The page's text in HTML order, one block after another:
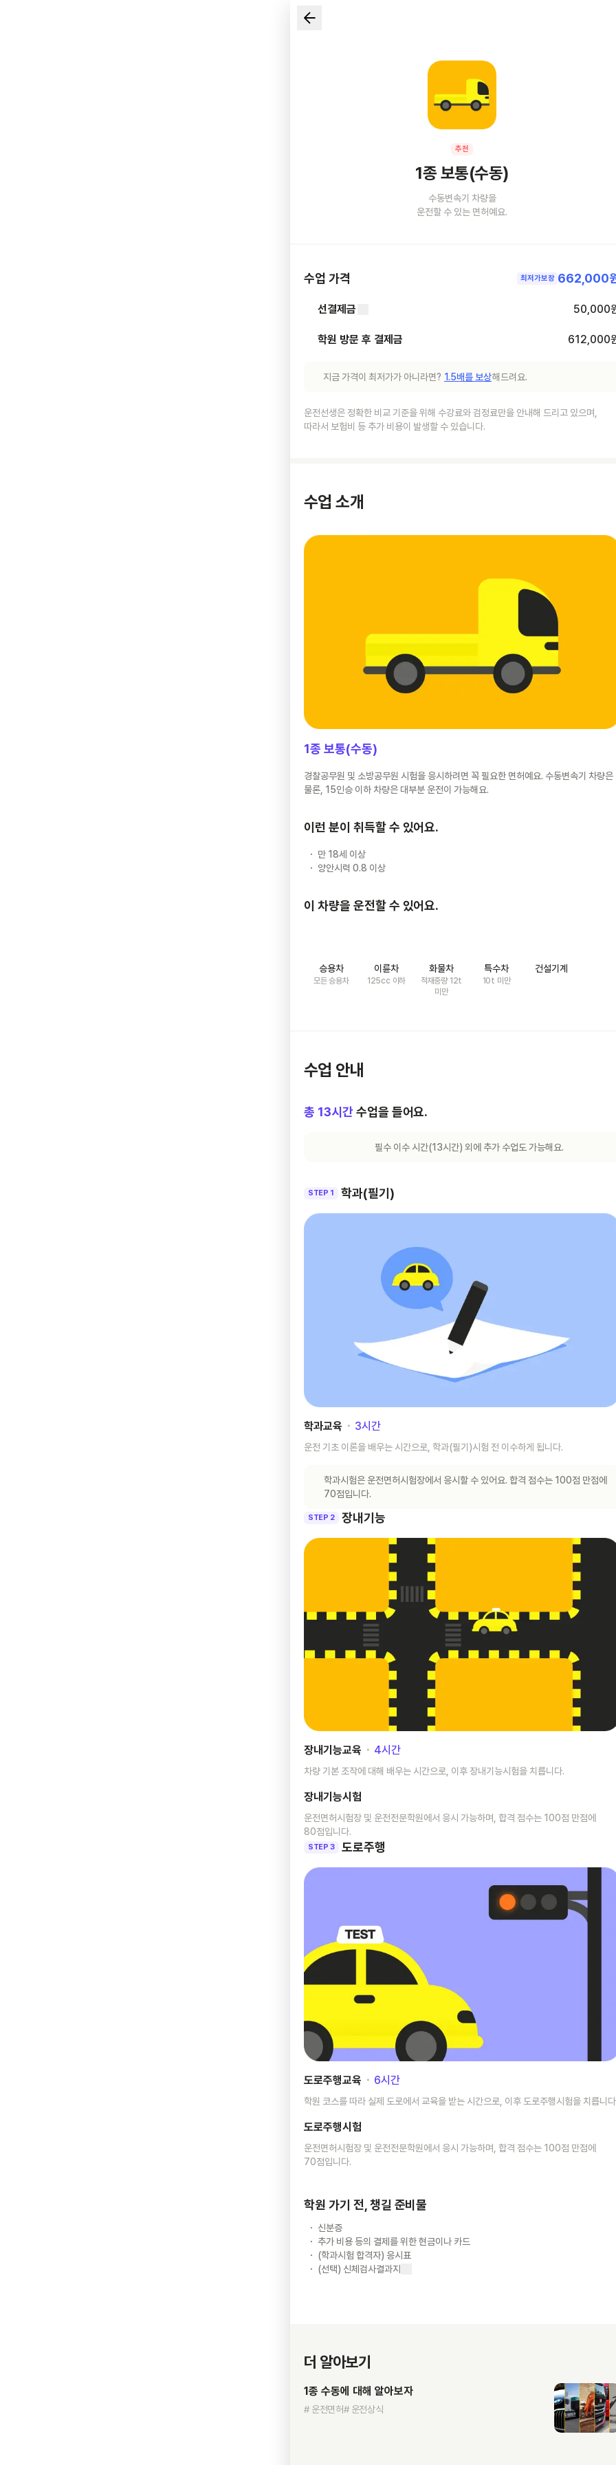
추천
1종 보통(수동)
수동변속기 차량을
운전할 수 있는 면허예요.
수업 가격 최저가보장 662,000
선결제금 50,000
학원 방문 후 결제금 612,000
지금 가격이 최저가가 아니라면? 1.5배를 보상해드려요.
운전선생은 정확한 비교 기준을 위해 수강료와 검정료만을 안내해 드리고 있으며,
따라서 보험비 등 추가 비용이 발생할 수 있습니다.
수업 소개
1종 보통(수동)
경찰공무원 및 소방공무원 시험을 응시하려면 꼭 필요한 면허예요. 수동변속기 차량은
물론, 15인승 이하 차량은 대부분 운전이 가능해요.
이런 분이 취득할 수 있어요.
만 18세 이상
양안시력 0.8 이상
이 차량을 운전할 수 있어요.
승용차
모든 승용차
이륜차
125cc 이하
화물차
적재중량 12t
미만
특수차
10t 미만
건설기계
수업 안내
총 13시간 수업을 들어요.
필수 이수 시간(13시간) 외에 추가 수업도 가능해요.
STEP 1 학과(필기)
학과교육 ･ 3시간
운전 기초 이론을 배우는 시간으로, 학과(필기)시험 전 이수하게 됩니다.
학과시험은 운전면허시험장에서 응시할 수 있어요. 합격 점수는 100점 만점에
70점입니다.
STEP 2 장내기능
장내기능교육 ･ 4시간
차량 기본 조작에 대해 배우는 시간으로, 이후 장내기능시험을 치릅니다.
장내기능시험
운전면허시험장 및 운전전문학원에서 응시 가능하며, 합격 점수는 100점 만점에
80점입니다.
STEP 3 도로주행
도로주행교육 ･ 6시간
학원 코스를 따라 실제 도로에서 교육을 받는 시간으로, 이후 도로주행시험을 치릅니
도로주행시험
운전면허시험장 및 운전전문학원에서 응시 가능하며, 합격 점수는 100점 만점에
70점입니다.
학원 가기 전, 챙길 준비물
신분증
추가 비용 등의 결제를 위한 현금이나 카드
(학과시험 합격자) 응시표
(선택) 신체검사결과지
더 알아보기
1종 수동에 대해 알아보자
# 운전면허# 운전상식